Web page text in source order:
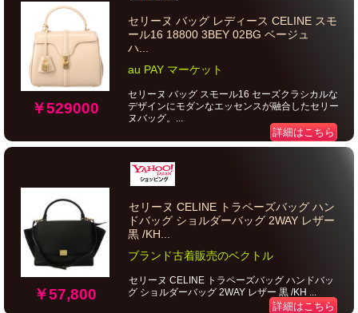
￥529000
セリーヌ バッグ レディース CELINE スモ
ール16 18800 3BEY 02BG ベージュ
ハ...
au PAY マーケット
セリーヌ バッグ スモール16 セーズクラシカルな
デザインにモダンなエッセンスが融合したセリー
ヌバッグ。...
詳細はこちら
￥57,800
セリーヌ CELINE トラペーズバッグ ハン
ドバッグ ショルダーバッグ 2WAY レザー
黒 /KH...
ブランド古着販売のベクトル
セリーヌ CELINE トラペーズバッグ ハンドバッ
グ ショルダーバッグ 2WAY レザー 黒 /KH ...
詳細はこちら